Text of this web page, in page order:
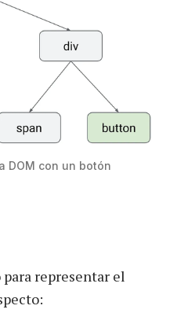
DOM con un botón
representar el